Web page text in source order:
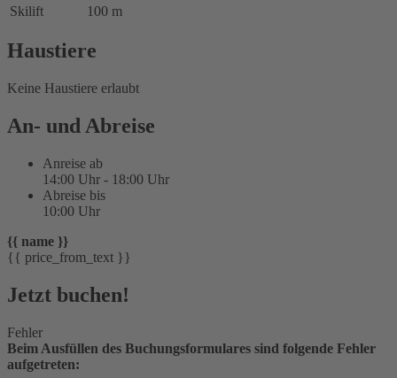
Skilift
100 m
Haustiere
Keine Haustiere erlaubt
An- und Abreise
Anreise ab
14:00 Uhr - 18:00 Uhr
Abreise bis
10:00 Uhr
{{ name }}
{{ price_from_text }}
Jetzt buchen!
Fehler
Beim Ausfüllen des Buchungsformulares sind folgende Fehler
aufgetreten: